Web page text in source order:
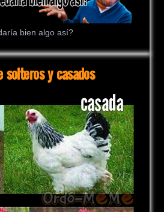
bien algo así?
solteros y casados